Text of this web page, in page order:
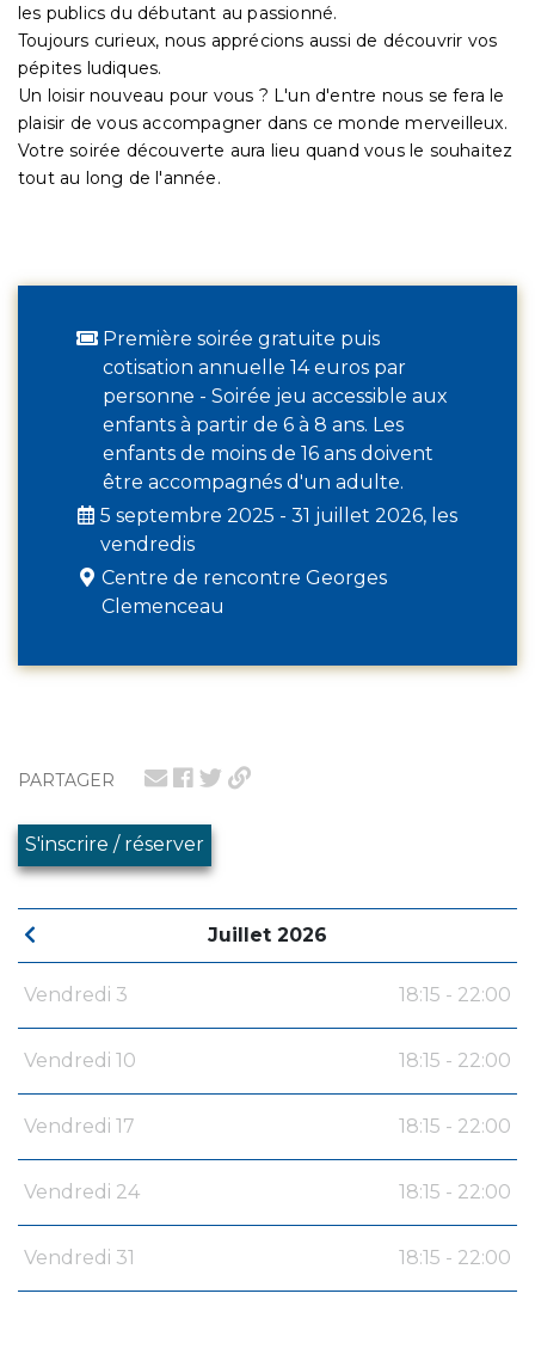
PARTAGER
S'inscrire / réserver
Juillet 2026
Vendredi 3 18:15 - 22:00
Vendredi 10 18:15 - 22:00
Vendredi 17 18:15 - 22:00
Vendredi 24 18:15 - 22:00
Vendredi 31 18:15 - 22:00
les publics du débutant au passionné.
Toujours curieux, nous apprécions aussi de découvrir vos
pépites ludiques.
Un loisir nouveau pour vous ? L'un d'entre nous se fera le
plaisir de vous accompagner dans ce monde merveilleux.
Votre soirée découverte aura lieu quand vous le souhaitez
tout au long de l'année.
Première soirée gratuite puis
cotisation annuelle 14 euros par
personne - Soirée jeu accessible aux
enfants à partir de 6 à 8 ans. Les
enfants de moins de 16 ans doivent
être accompagnés d'un adulte.
5 septembre 2025 - 31 juillet 2026, les
vendredis
Centre de rencontre Georges
Clemenceau